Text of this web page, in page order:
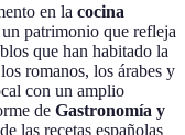
en la cocina
patrimonio que refleja
que han habitado la
romanos, los árabes y
con un amplio
de Gastronomía y
las recetas españolas